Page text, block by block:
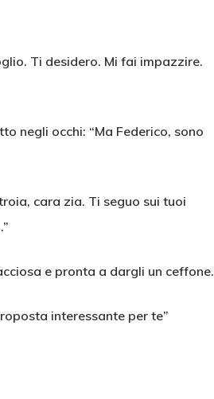
Ti desidero. Mi fai impazzire.
negli occhi: “Ma Federico, sono
cara zia. Ti seguo sui tuoi
e pronta a dargli un ceffone.
interessante per te”